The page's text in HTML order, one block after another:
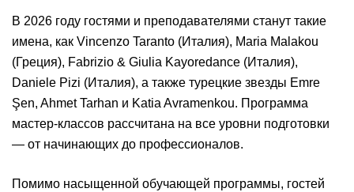
В 2026 году гостями и преподавателями станут такие
имена, как Vincenzo Taranto (Италия), Maria Malakou
(Греция), Fabrizio & Giulia Kayoredance (Италия),
Daniele Pizi (Италия), а также турецкие звезды Emre
Şen, Ahmet Tarhan и Katia Avramenkou. Программа
мастер-классов рассчитана на все уровни подготовки
— от начинающих до профессионалов.
Помимо насыщенной обучающей программы, гостей